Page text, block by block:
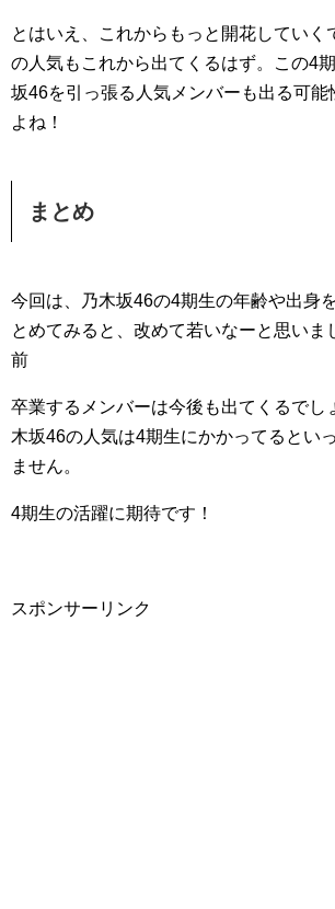
とはいえ、これからもっと開花していく
の人気もこれから出てくるはず。この4
坂46を引っ張る人気メンバーも出る可能
よね！
まとめ
今回は、乃木坂46の4期生の年齢や出身
とめてみると、改めて若いなーと思い
前
卒業するメンバーは今後も出てくるでし
木坂46の人気は4期生にかかってるとい
ません。
4期生の活躍に期待です！
スポンサーリンク